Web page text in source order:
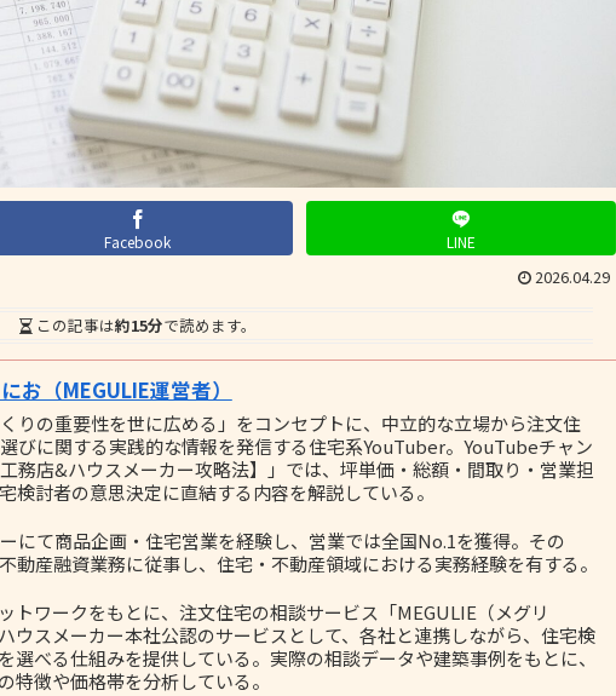
Facebook LINE
2026.04.29
この記事は約15分で読めます。
お（MEGULIE運営者）
くりの重要性を世に広める」をコンセプトに、中立的な立場から注文住
びに関する実践的な情報を発信する住宅系YouTuber。YouTubeチャン
務店&ハウスメーカー攻略法】」では、坪単価・総額・間取り・営業担
検討者の意思決定に直結する内容を解説している。
にて商品企画・住宅営業を経験し、営業では全国No.1を獲得。その
動産融資業務に従事し、住宅・不動産領域における実務経験を有する。
トワークをもとに、注文住宅の相談サービス「MEGULIE（メグリ
ウスメーカー本社公認のサービスとして、各社と連携しながら、住宅検
選べる仕組みを提供している。実際の相談データや建築事例をもとに、
特徴や価格帯を分析している。